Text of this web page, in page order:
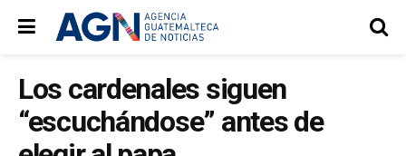
Los cardenales siguen
“escuchándose” antes de